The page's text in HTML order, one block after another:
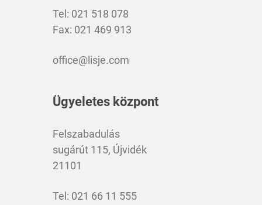
Tel: 021 518 078
Fax: 021 469 913
office@lisje.com
Ügyeletes központ
Felszabadulás
sugárút 115, Újvidék
21101
Tel: 021 66 11 555